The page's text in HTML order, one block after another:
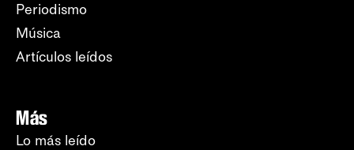
Periodismo
Música
Artículos leídos
Más
Lo más leído